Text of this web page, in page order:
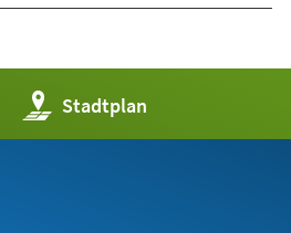
Stadtplan
(Öffnet
in
einem